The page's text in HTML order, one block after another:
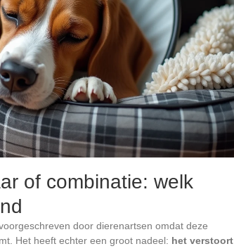
of combinatie: welk
door dierenartsen omdat deze
Het heeft echter een groot nadeel: het verstoort